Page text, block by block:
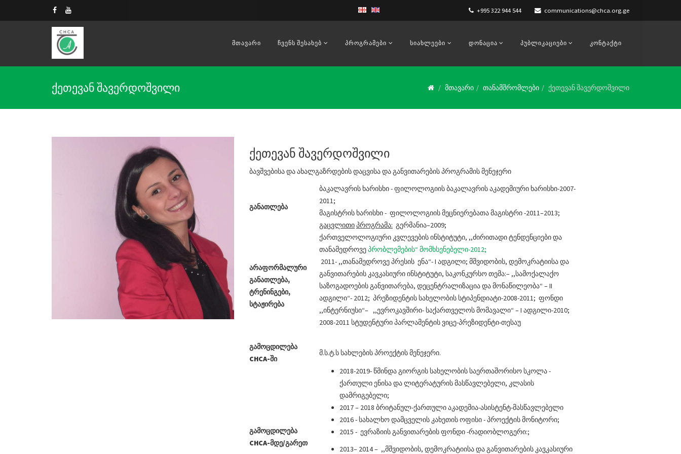
+995 322 944 544 communications@chca.org.ge
ᲛᲗᲐᲕᲐᲠᲘ ᲩᲕᲔᲜᲡ ᲨᲔᲡᲐᲮᲔᲑ ᲞᲠᲝᲒᲠᲐᲛᲔᲑᲘ ᲡᲘᲐᲮᲚᲔᲔᲑᲘ ᲓᲝᲜᲐᲪᲘᲐ ᲞᲣᲑᲚᲘᲙᲐᲪᲘᲔᲑᲘ ᲙᲝᲜᲢᲐᲥᲢᲘ
ქეთევან შავერდოშვილი მთავარი თანამშრომლები ქეთევან შავერდოშვილი
ქეთევან შავერდოშვილი
ბავშვებისა და ახალგაზრდების დაცვისა და განვითარების პროგრამის მენეჯერი
განათლება
ბაკალავრის ხარისხი - ფილოლოგიის ბაკალავრის აკადემიური ხარისხი-2007-
2011;
მაგისტრის ხარისხი - ფილოლოგიის მეცნიერებათა მაგისტრი -2011–2013;
გაცვლითიპროგრამა: გერმანია–2009;
არაფორმალური
განათლება,
ტრენინგები,
სტაჟირება
ქართველოლოგიური კვლევების ინსტიტუტი, ,,ძირითადი ტენდენციები და
თანამედროვეპრობლემების“ მომხსენებელი-2012;
2011- ,,თანამედროვე პრესის ენა“- I ადგილი; მშვიდობის, დემოკრატიისა და
განვითარების კავკასიური ინსტიტუტი, საკონკურსო თემა:– ,,სამოქალაქო
საზოგადოების განვითარება, დეცენტრალიზაცია და მონაწილეობა“ – II
ადგილი“- 2012; პრეზიდენტის სახელობის სტიპენდიატი-2008-2011; ფონდი
,,ინტერნიუსი“– ,,ევროკავშირი- საქართველოს მომავალი“ – I ადგილი-2010;
2008-2011 სტუდენტური პარლამენტის ვიცე-პრეზიდენტი-თესაუ
გამოცდილება
CHCA-ში
მ.ს.ტ.ს სახლების პროექტის მენეჯერი.
გამოცდილება
CHCA-მდე/გარეთ
2018-2019- წმინდა გიორგის სახელობის საერთაშორისო სკოლა -
ქართული ენისა და ლიტერატურის მასწავლებელი, კლასის
დამრიგებელი;
2017 – 2018 ბრიტანულ-ქართული აკადემია-ასისტენტ-მასწავლებელი
2016 - სახალხო დამცველის კახეთის ოფისი - პროექტის მონიტორი;
2015 - ევრაზიის განვითარების ფონდი -რადიობლოგერი:;
2013– 2014 – ,,მშვიდობის, დემოკრატიისა და განვითარების კავკასიური